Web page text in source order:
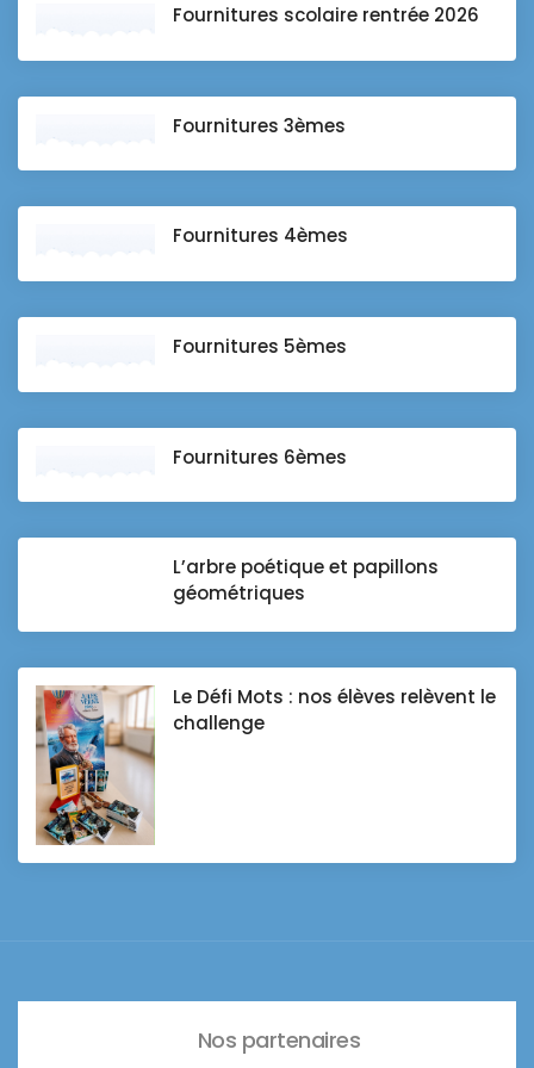
Fournitures scolaire rentrée 2026
Fournitures 3èmes
Fournitures 4èmes
Fournitures 5èmes
Fournitures 6èmes
L’arbre poétique et papillons
géométriques
Le Défi Mots : nos élèves relèvent le
challenge
Nos partenaires